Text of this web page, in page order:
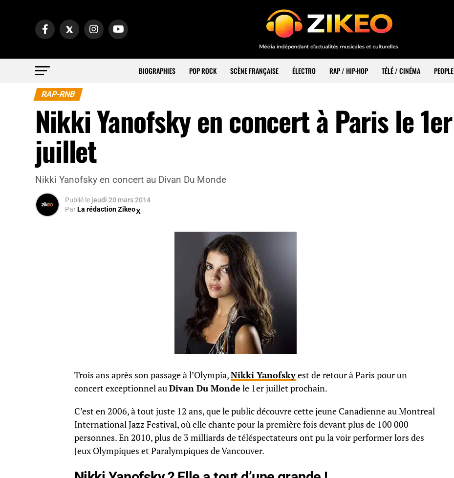
BIOGRAPHIES POP ROCK SCÈNE FRANÇAISE ÉLECTRO RAP / HIP-HOP TÉLÉ / CINÉMA PEOPLE
RAP-RNB
Nikki Yanofsky en concert à Paris le 1er
juillet
Nikki Yanofsky en concert au Divan Du Monde
Publié le jeudi 20 mars 2014
ParLa rédaction Zikeo
Trois ans après son passage à l’Olympia,Nikki Yanofskyest de retour à Paris pour un
concert exceptionnel auDivan Du Monde le 1er juillet prochain.
C’est en 2006, à tout juste 12 ans, que le public découvre cette jeune Canadienne au Montreal
International Jazz Festival, où elle chante pour la première fois devant plus de 100 000
personnes. En 2010, plus de 3 milliards de téléspectateurs ont pu la voir performer lors des
Jeux Olympiques et Paralympiques de Vancouver.